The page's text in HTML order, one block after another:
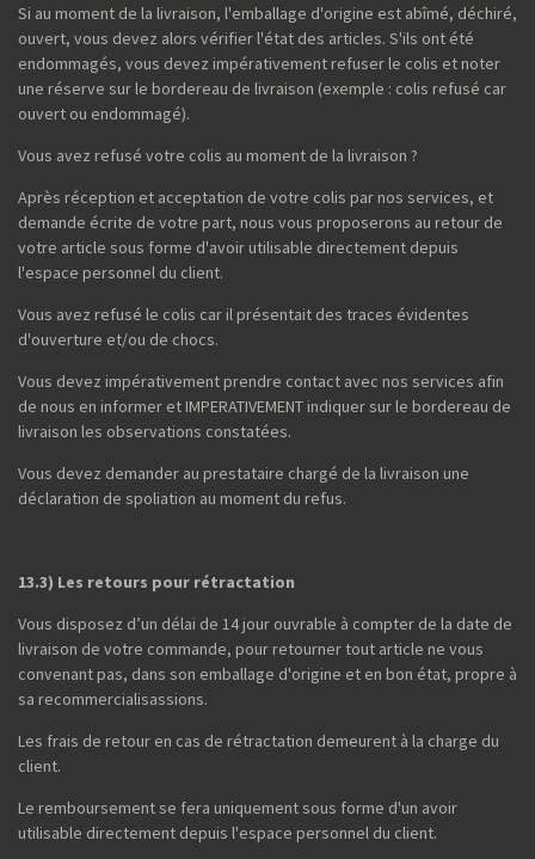
Si au moment de la livraison, l'emballage d'origine est abîmé, déchiré,
ouvert, vous devez alors vérifier l'état des articles. S'ils ont été
endommagés, vous devez impérativement refuser le colis et noter
une réserve sur le bordereau de livraison (exemple : colis refusé car
ouvert ou endommagé).
Vous avez refusé votre colis au moment de la livraison ?
Après réception et acceptation de votre colis par nos services, et
demande écrite de votre part, nous vous proposerons au retour de
votre article sous forme d'avoir utilisable directement depuis
l'espace personnel du client.
Vous avez refusé le colis car il présentait des traces évidentes
d'ouverture et/ou de chocs.
Vous devez impérativement prendre contact avec nos services afin
de nous en informer et IMPERATIVEMENT indiquer sur le bordereau de
livraison les observations constatées.
Vous devez demander au prestataire chargé de la livraison une
déclaration de spoliation au moment du refus.
13.3) Les retours pour rétractation
Vous disposez d’un délai de 14 jour ouvrable à compter de la date de
livraison de votre commande, pour retourner tout article ne vous
convenant pas, dans son emballage d'origine et en bon état, propre à
sa recommercialisassions.
Les frais de retour en cas de rétractation demeurent à la charge du
client.
Le remboursement se fera uniquement sous forme d'un avoir
utilisable directement depuis l'espace personnel du client.